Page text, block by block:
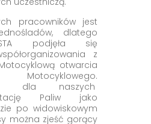
pracowników jest
dlatego
podjęła się
z
otwarcia
dla naszych
Paliw jako
po widowiskowym
można zjeść gorący